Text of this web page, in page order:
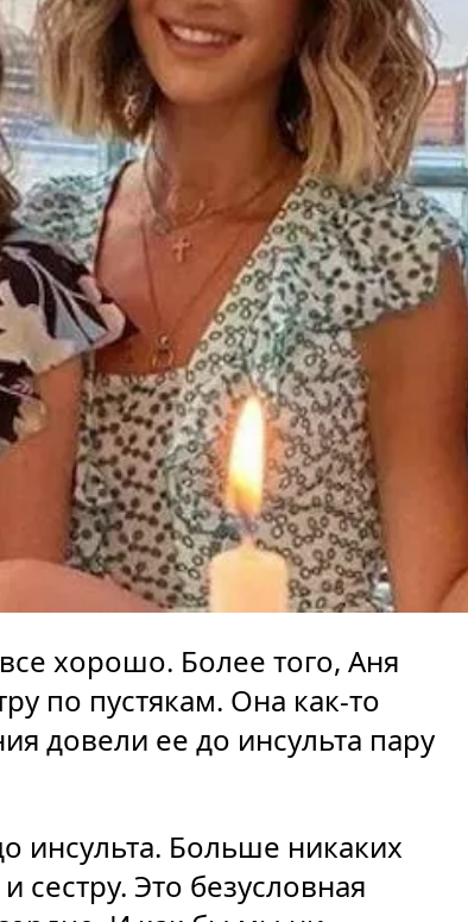
хорошо. Более того, Аня
по пустякам. Она как-то
довели ее до инсульта пару
инсульта. Больше никаких
Это безусловная